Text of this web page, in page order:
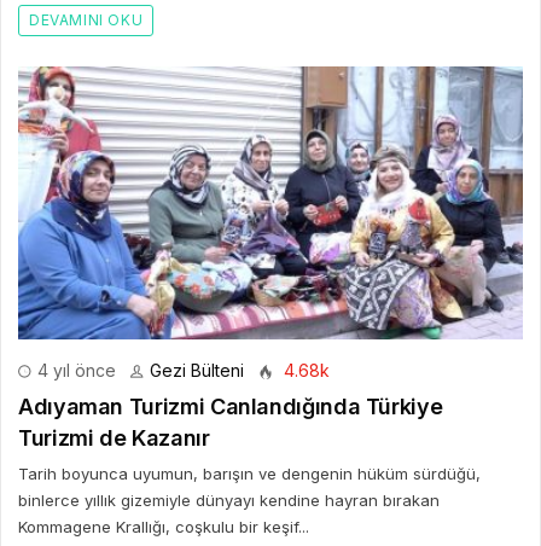
DEVAMINI OKU
4 yıl önce Gezi Bülteni 4.68k
Adıyaman Turizmi Canlandığında Türkiye
Turizmi de Kazanır
Tarih boyunca uyumun, barışın ve dengenin hüküm sürdüğü,
binlerce yıllık gizemiyle dünyayı kendine hayran bırakan
Kommagene Krallığı, coşkulu bir keşif...